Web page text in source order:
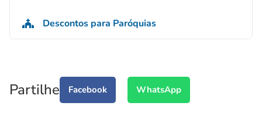
Descontos para Paróquias
Partilhe Facebook WhatsApp